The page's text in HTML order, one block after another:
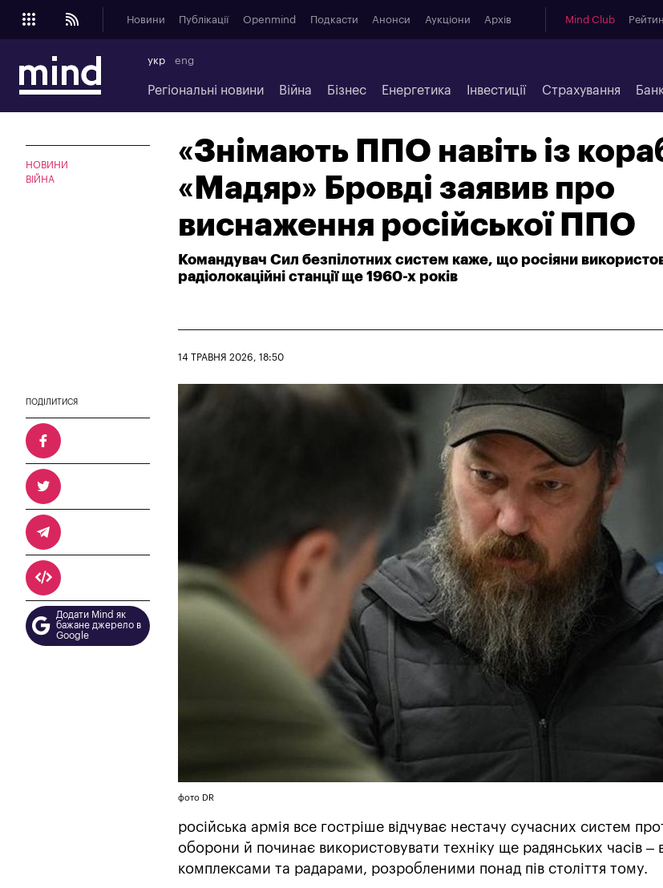
Новини Публікації Openmind Подкасти Анонси Аукціони Архів Mind Club
укр eng
Регіональні новини Війна Бізнес Енергетика Інвестиції Страхування
НОВИНИ
ВІЙНА
«Знімають ППО навіть із
«Мадяр» Бровді заявив про
виснаження російської ППО
Командувач Сил безпілотних систем каже, що росіяни
радіолокаційні станції ще 1960-х років
14 ТРАВНЯ 2026, 18:50
ПОДІЛИТИСЯ
Додати Mind як
бажане джерело в
Google
фото DR
російська армія все гостріше відчуває нестачу сучасних систем
оборони й починає використовувати техніку ще радянських часів –
комплексами та радарами, розробленими понад пів століття тому.